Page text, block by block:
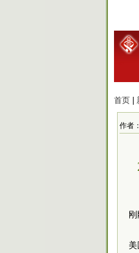
首页
作者